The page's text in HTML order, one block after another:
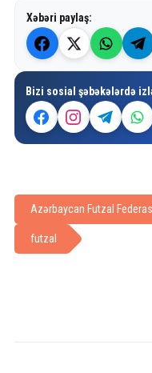
Xəbəri paylaş:
Bizi sosial şəbəkələrdə
Azərbaycan Futzal
futzal